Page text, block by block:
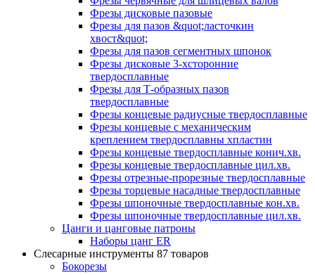
Фрезы дисковые пазовые
Фрезы для пазов &quot;ласточкин
хвост&quot;
Фрезы для пазов сегментных шпонок
Фрезы дисковые 3-хсторонние
твердосплавные
Фрезы для Т-образных пазов
твердосплавные
Фрезы концевые радиусные твердосплавные
Фрезы концевые с механическим
креплением твердосплавны хпластин
Фрезы концевые твердосплавные конич.хв.
Фрезы концевые твердосплавные цил.хв.
Фрезы отрезные-прорезные твердосплавные
Фрезы торцевые насадные твердосплавные
Фрезы шпоночные твердосплавные кон.хв.
Фрезы шпоночные твердосплавные цил.хв.
Цанги и цанговые патроны
Наборы цанг ER
Слесарные инструменты 87 товаров
Бокорезы